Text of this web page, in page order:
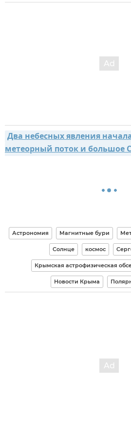
Два небесных явления
метеорный поток и большое
Астрономия Магнитные бури
Солнце космос
Крымская астрофизическая
Новости Крыма